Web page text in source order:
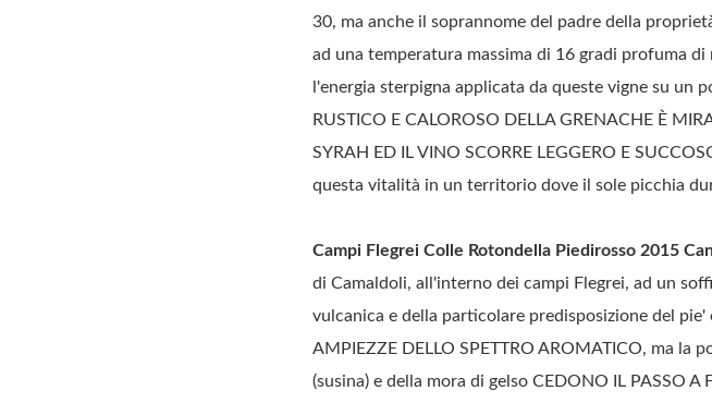
30, ma anche il soprannome del padre della
ad una temperatura massima di 16 gradi profuma
l'energia sterpigna applicata da queste vigne su un
RUSTICO E CALOROSO DELLA GRENACHE È
SYRAH ED IL VINO SCORRE LEGGERO E
questa vitalità in un territorio dove il sole picchia
Campi Flegrei Colle Rotondella Piedirosso 2015
di Camaldoli, all'interno dei campi Flegrei, ad un
vulcanica e della particolare predisposizione del pie'
AMPIEZZE DELLO SPETTRO AROMATICO, ma la
(susina) e della mora di gelso CEDONO IL PASSO A